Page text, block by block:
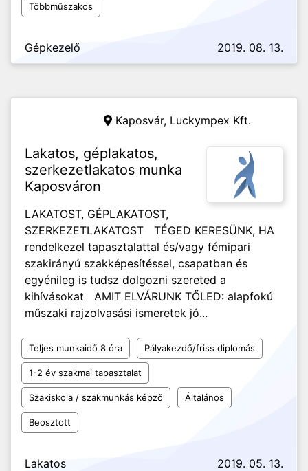
Többműszakos
Gépkezelő 2019. 08. 13.
Kaposvár, Luckympex Kft.
Lakatos, géplakatos,
szerkezetlakatos munka
Kaposváron
LAKATOST, GÉPLAKATOST,
SZERKEZETLAKATOST TÉGED KERESÜNK, HA
rendelkezel tapasztalattal és/vagy fémipari
szakirányú szakképesítéssel, csapatban és
egyénileg is tudsz dolgozni szereted a
kihívásokat AMIT ELVÁRUNK TŐLED: alapfokú
műszaki rajzolvasási ismeretek jó...
Teljes munkaidő 8 óra Pályakezdő/friss diplomás
1-2 év szakmai tapasztalat
Szakiskola / szakmunkás képző Általános
Beosztott
Lakatos 2019. 05. 13.